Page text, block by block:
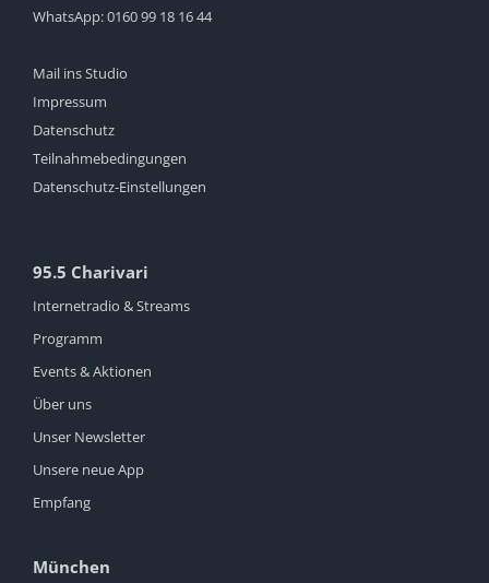
WhatsApp:0160 99 18 16 44
Mail ins Studio
Impressum
Datenschutz
Teilnahmebedingungen
Datenschutz-Einstellungen
95.5 Charivari
Internetradio & Streams
Programm
Events & Aktionen
Über uns
Unser Newsletter
Unsere neue App
Empfang
München